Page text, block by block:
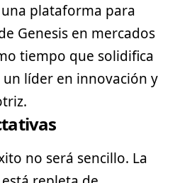
plataforma para
Genesis en mercados
tiempo que solidifica
líder en innovación y
no será sencillo. La